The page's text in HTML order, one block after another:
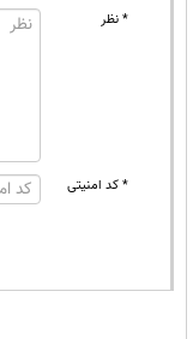
* نظر
* کد امنیتی